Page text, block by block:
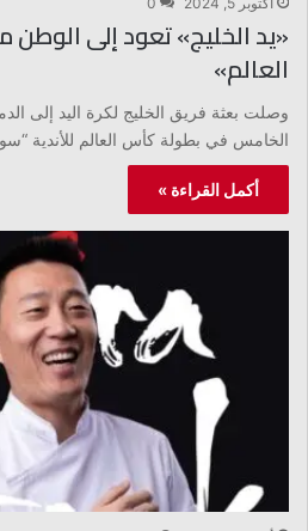
«يد الخليج» تعود إلى الوطن
العالم»
وصلت بعثة فريق الخليج لكرة اليد إلى
الخامس في بطولة كأس العالم للأندية
أكمل القراءة »